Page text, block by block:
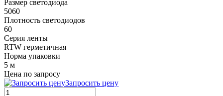
Размер светодиода
5060
Плотность светодиодов
60
Серия ленты
RTW герметичная
Норма упаковки
5 м
Цена по запросу
Запросить цену